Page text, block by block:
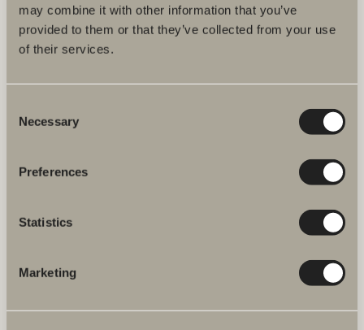
may combine it with other information that you’ve
provided to them or that they’ve collected from your use
of their services.
Selection
Necessary
Preferences
Statistics
Marketing
Svedbergs i Dalstorp AB
Verkstadsvägen 1
Svedbergs kundservice.